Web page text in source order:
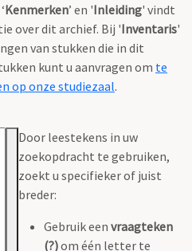
Kenmerken’ en 'Inleiding' vindt
over dit archief. Bij 'Inventaris'
van stukken die in dit
kunt u aanvragen om te
op onze studiezaal.
Door leestekens in uw
zoekopdracht te gebruiken,
zoekt u specifieker of juist
breder:
Gebruik een vraagteken
(?)om één letter te